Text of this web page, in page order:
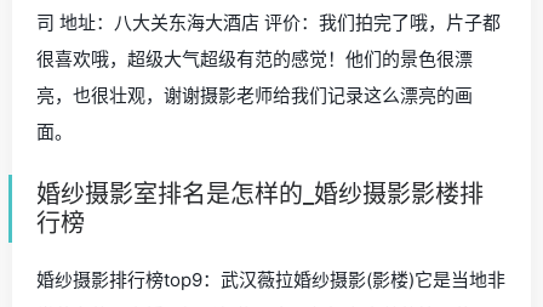
司 地址：八大关东海大酒店 评价：我们拍完了哦，片子都
很喜欢哦，超级大气超级有范的感觉！他们的景色很漂
亮，也很壮观，谢谢摄影老师给我们记录这么漂亮的画
面。
婚纱摄影室排名是怎样的_婚纱摄影影楼排
行榜
婚纱摄影排行榜top9：武汉薇拉婚纱摄影(影楼)它是当地非